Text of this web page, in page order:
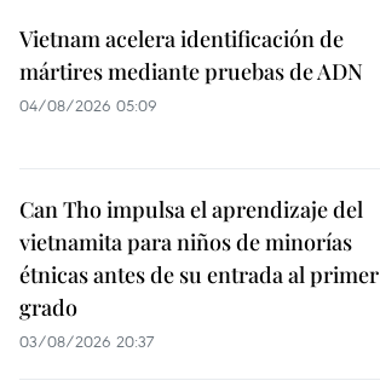
Vietnam acelera identificación de
mártires mediante pruebas de ADN
04/08/2026 05:09
Can Tho impulsa el aprendizaje del
vietnamita para niños de minorías
étnicas antes de su entrada al primer
grado
03/08/2026 20:37